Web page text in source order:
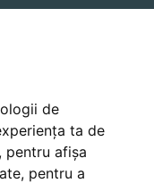
de
ta de
pentru afișa
pentru a